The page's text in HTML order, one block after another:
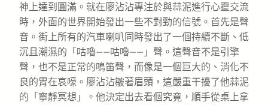
神上達到圓滿。就在廖沾沾專注於與蒜泥進行心靈交流
時，外面的世界開始發出一些不對勁的信號。首先是聲
音。街上所有的汽車喇叭同時發出了一個持續不斷、低
沉且潮濕的「咕嚕——咕嚕——」聲。這聲音不是引擎
聲，也不是正常的鳴笛聲，而像是一個巨大的、消化不
良的胃在哀嚎。廖沾沾皺著眉頭，這嚴重干擾了他蒜泥
的「寧靜冥想」。他決定出去看個究竟，順手從桌上拿